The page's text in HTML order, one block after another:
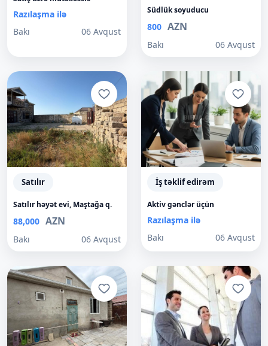
Razılaşma ilə
Bakı
06 Avqust
Südlük soyuducu
800 AZN
Bakı 06 Avqust
Satılır
Satılır həyət evi, Maştağa q.
88,000 AZN
Bakı 06 Avqust
İş təklif edirəm
Aktiv gənclər üçün
Razılaşma ilə
Bakı
06 Avqust